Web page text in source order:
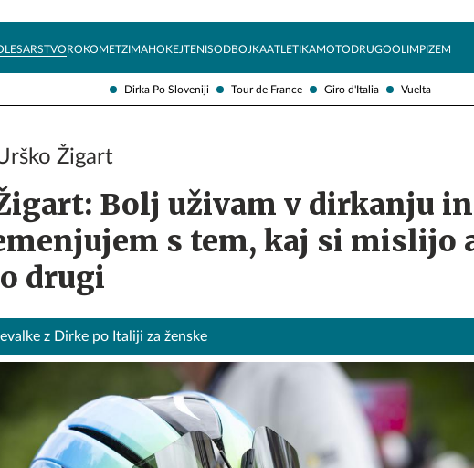
Dirka Po Sloveniji Tour de France Giro d'Italia Vuelta
ROKOMETZIMAHOKEJTENISODBOJKAATLETIKAMOTODRUGOOLIMPIZEM
Žigart
Bolj uživam v dirkanju
s tem, kaj si mislijo
drugi
z Dirke po Italiji za ženske